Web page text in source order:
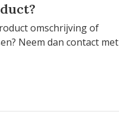
omschrijving of
Neem dan contact met